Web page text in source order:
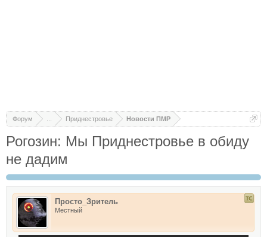
Форум Приднестровье Новости ПМР
Рогозин: Мы Приднестровье в обиду
не дадим
Просто_Зритель
Местный